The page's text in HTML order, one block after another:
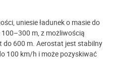
uniesie ładunek o masie do
100–300 m, z możliwością
do 600 m. Aerostat jest stabilny
100 km/h i może pozyskiwać